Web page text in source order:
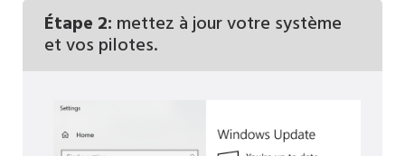
Étape 2: mettez à jour votre système
et vos pilotes.